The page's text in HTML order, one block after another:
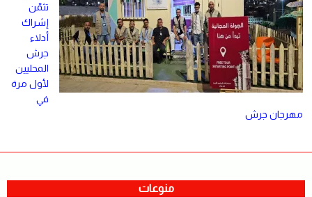
تثمّن
إشراك
أدلاء
جرش
المحليين
لأول مرة
في
مهرجان جرش
منوعات